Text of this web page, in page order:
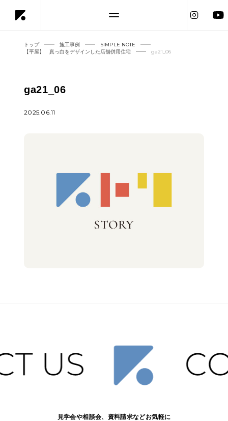
トップ 施工事例
SIMPLE NOTE
【平屋】 真っ白をデザインした店舗併用住宅
ga21_06
ga21_06
2025.06.11
見学会や相談会、資料請求などお気軽に